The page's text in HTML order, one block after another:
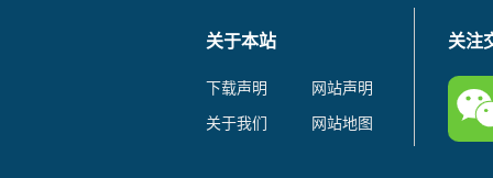
关于本站
下载声明
网站声明
关于我们
网站地图
关注